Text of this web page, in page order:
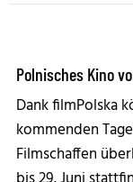
Polnisches Kino
Dank filmPolska
kommenden
Filmschaffen